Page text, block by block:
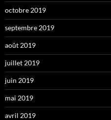
octobre 2019
septembre 2019
août 2019
juillet 2019
juin 2019
mai 2019
avril 2019